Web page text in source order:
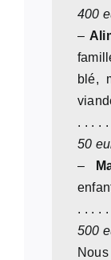
400
–
blé,
. . . .
50
–
. . . .
500